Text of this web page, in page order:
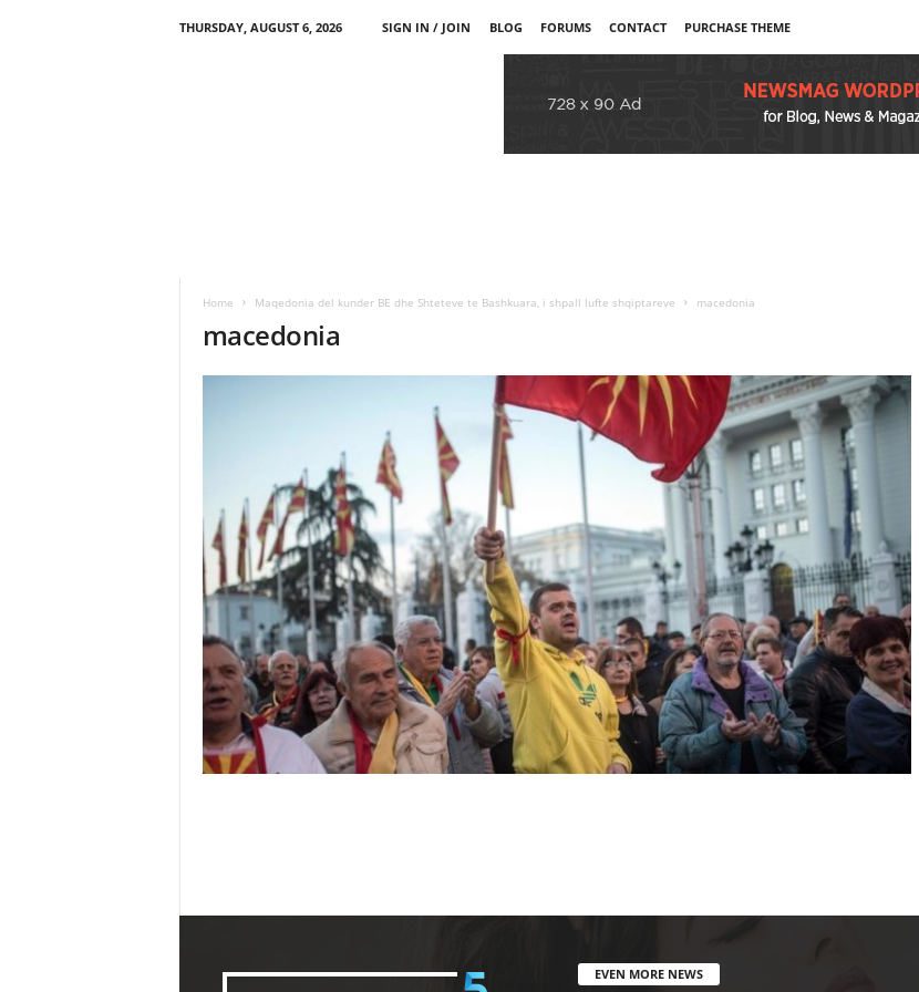
THURSDAY, AUGUST 6, 2026 SIGN IN / JOIN BLOG FORUMS CONTACT PURCHASE THEME
Home Maqedonia del kunder BE dhe Shteteve te Bashkuara, i shpall lufte shqiptareve macedonia
macedonia
EVEN MORE NEWS